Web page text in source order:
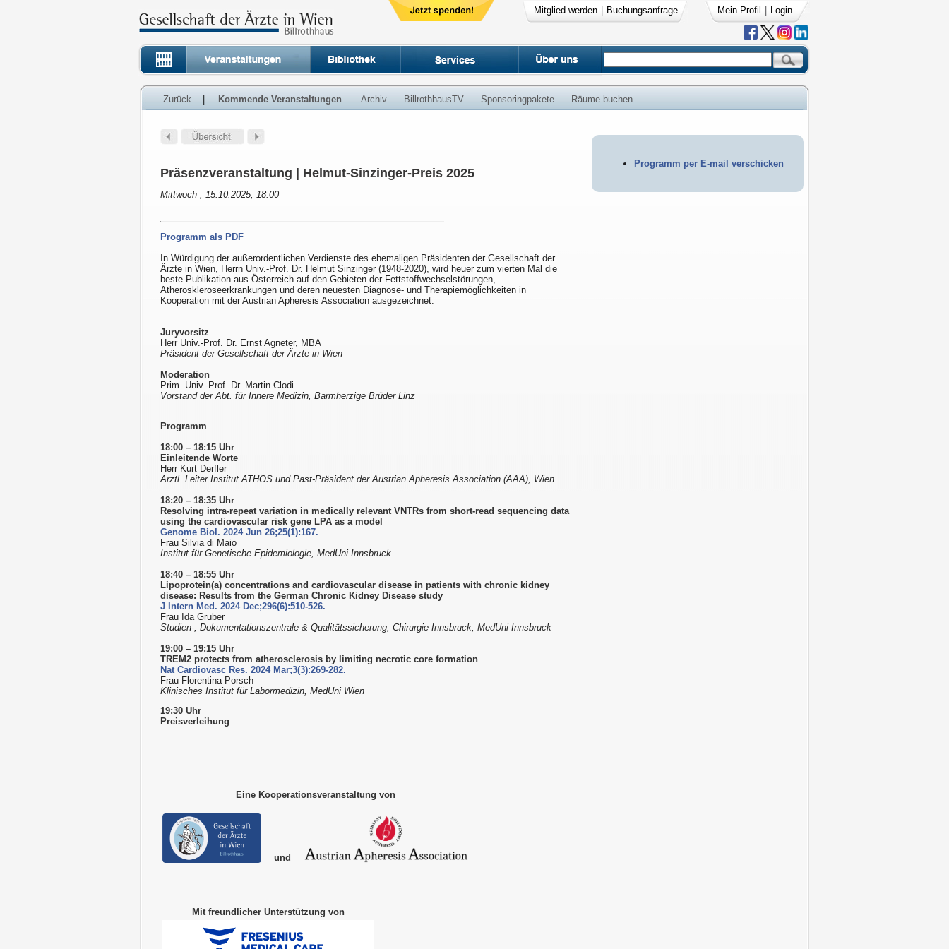
Mitglied werden Buchungsanfrage Mein Profil Login
Zurück Kommende Veranstaltungen Archiv BillrothhausTV Sponsoringpakete Räume buchen
Programm per E-mail verschicken
Präsenzveranstaltung | Helmut-Sinzinger-Preis 2025
Mittwoch , 15.10.2025, 18:00
Programm als PDF
In Würdigung der außerordentlichen Verdienste des ehemaligen Präsidenten der Gesellschaft der
Ärzte in Wien, Herrn Univ.-Prof. Dr. Helmut Sinzinger (1948-2020), wird heuer zum vierten Mal die
beste Publikation aus Österreich auf den Gebieten der Fettstoffwechselstörungen,
Atheroskleroseerkrankungen und deren neuesten Diagnose- und Therapiemöglichkeiten in
Kooperation mit der Austrian Apheresis Association ausgezeichnet.
Juryvorsitz
Herr Univ.-Prof. Dr. Ernst Agneter, MBA
Präsident der Gesellschaft der Ärzte in Wien
Moderation
Prim. Univ.-Prof. Dr. Martin Clodi
Vorstand der Abt. für Innere Medizin, Barmherzige Brüder Linz
Programm
18:00 – 18:15 Uhr
Einleitende Worte
Herr Kurt Derfler
Ärztl. Leiter Institut ATHOS und Past-Präsident der Austrian Apheresis Association (AAA), Wien
18:20 – 18:35 Uhr
Resolving intra-repeat variation in medically relevant VNTRs from short-read sequencing data
using the cardiovascular risk gene LPA as a model
Genome Biol. 2024 Jun 26;25(1):167.
Frau Silvia di Maio
Institut für Genetische Epidemiologie, MedUni Innsbruck
18:40 – 18:55 Uhr
Lipoprotein(a) concentrations and cardiovascular disease in patients with chronic kidney
disease: Results from the German Chronic Kidney Disease study
J Intern Med. 2024 Dec;296(6):510-526.
Frau Ida Gruber
Studien-, Dokumentationszentrale & Qualitätssicherung, Chirurgie Innsbruck, MedUni Innsbruck
19:00 – 19:15 Uhr
TREM2 protects from atherosclerosis by limiting necrotic core formation
Nat Cardiovasc Res. 2024 Mar;3(3):269-282.
Frau Florentina Porsch
Klinisches Institut für Labormedizin, MedUni Wien
19:30 Uhr
Preisverleihung
Eine Kooperationsveranstaltung von
und
Mit freundlicher Unterstützung von